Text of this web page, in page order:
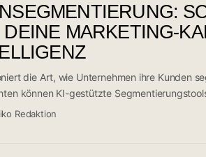
MARKETING-
die Art, wie Unternehmen ihre Kunden
können KI-gestützte
die Abmelderate um 40% senken. Die
Redaktion